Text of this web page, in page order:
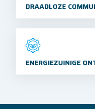
DRAADLOZE
ENERGIEZUINIGE